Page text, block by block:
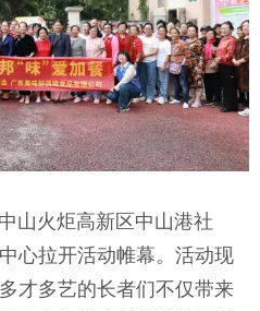
山火炬高新区中山港社
心拉开活动帷幕。活动现
才多艺的长者们不仅带来